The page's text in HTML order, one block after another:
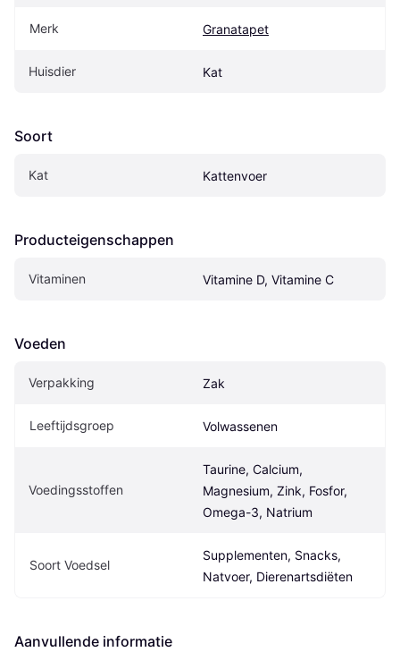
Merk Granatapet
Huisdier Kat
Soort
Kat Kattenvoer
Producteigenschappen
Vitaminen Vitamine D, Vitamine C
Voeden
Verpakking Zak
Leeftijdsgroep Volwassenen
Voedingsstoffen
Taurine, Calcium,
Magnesium, Zink, Fosfor,
Omega-3, Natrium
Soort Voedsel
Supplementen, Snacks,
Natvoer, Dierenartsdiëten
Aanvullende informatie